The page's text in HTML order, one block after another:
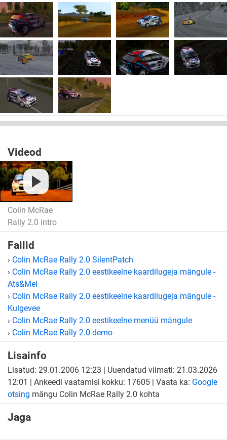
Videod
Colin McRae
Rally 2.0 intro
Failid
› Colin McRae Rally 2.0 SilentPatch
› Colin McRae Rally 2.0 eestikeelne kaardilugeja mängule -
Ats&Mel
› Colin McRae Rally 2.0 eestikeelne kaardilugeja mängule -
Kulgevee
› Colin McRae Rally 2.0 eestikeelne menüü mängule
› Colin McRae Rally 2.0 demo
Lisainfo
Lisatud: 29.01.2006 12:23 | Uuendatud viimati: 21.03.2026
12:01 | Ankeedi vaatamisi kokku: 17605 | Vaata ka: Google
otsing mängu Colin McRae Rally 2.0 kohta
Jaga